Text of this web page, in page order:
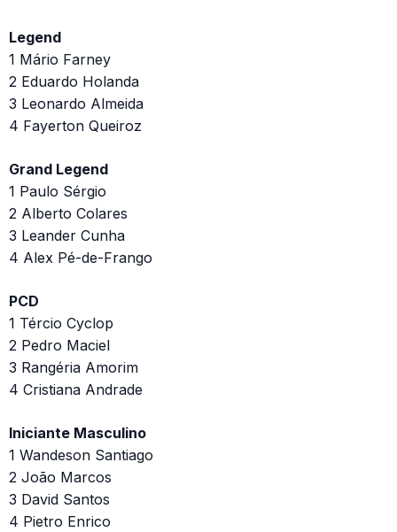
Legend
1 Mário Farney
2 Eduardo Holanda
3 Leonardo Almeida
4 Fayerton Queiroz
Grand Legend
1 Paulo Sérgio
2 Alberto Colares
3 Leander Cunha
4 Alex Pé-de-Frango
PCD
1 Tércio Cyclop
2 Pedro Maciel
3 Rangéria Amorim
4 Cristiana Andrade
Iniciante Masculino
1 Wandeson Santiago
2 João Marcos
3 David Santos
4 Pietro Enrico